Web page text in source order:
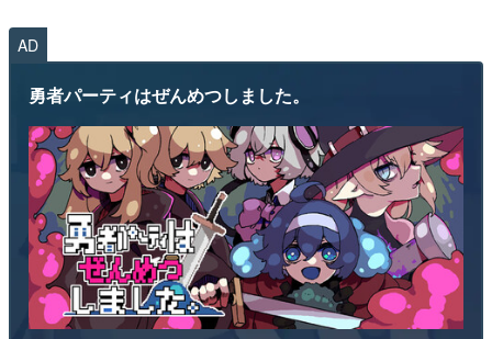
AD
勇者パーティはぜんめつしました。